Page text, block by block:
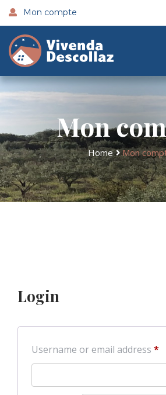
Mon compte
Mon
Home Mon
Login
Username or email address *